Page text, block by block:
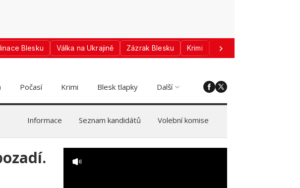
Blesku Válka na Ukrajině Zázrak Blesku Krimi Donald Trump
Počasí Krimi Blesk tlapky Další
Informace Seznam kandidátů Volební komise